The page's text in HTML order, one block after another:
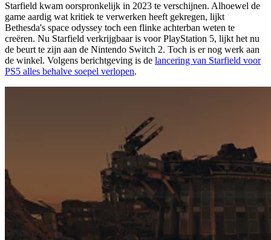
Starfield kwam oorspronkelijk in 2023 te verschijnen. Alhoewel de
game aardig wat kritiek te verwerken heeft gekregen, lijkt
Bethesda's space odyssey toch een flinke achterban weten te
creëren. Nu Starfield verkrijgbaar is voor PlayStation 5, lijkt het nu
de beurt te zijn aan de Nintendo Switch 2. Toch is er nog werk aan
de winkel. Volgens berichtgeving is de lancering van Starfield voor
PS5 alles behalve soepel verlopen.